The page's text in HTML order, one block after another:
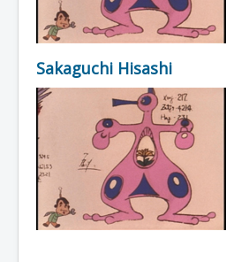
Sakaguchi Hisashi